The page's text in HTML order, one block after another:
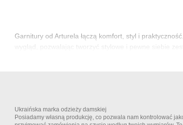
Garnitury od Arturela łączą komfort, styl i
wygląd, pozwalając tworzyć stylowe i pewne siebie
Ukraińska marka odzieży damskiej
Posiadamy własną produkcję, co pozwala nam kontrolować